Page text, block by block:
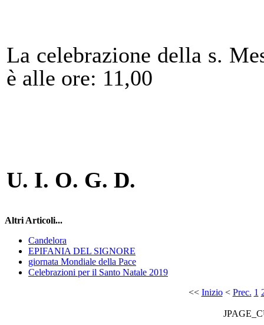
La celebrazione della s.
è alle ore: 11,00
U. I. O. G. D.
Altri Articoli...
Candelora
EPIFANIA DEL SIGNORE
giornata Mondiale della Pace
Celebrazioni per il Santo Natale 2019
<< Inizio< Prec. 1